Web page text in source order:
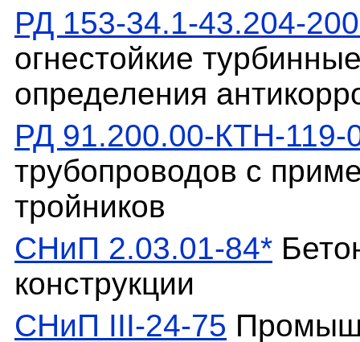
РД 153-34.1-43.204-
огнестойкие
определения
РД 91.200.00-КТН-119-
трубопроводов с
тройников
СНиП 2.03.01-84*
конструкции
СНиП III-24-75